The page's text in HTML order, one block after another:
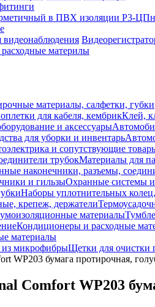
в ПВХ изоляции Р3-
материлы
материалы, салфетки, губки
для кабеля, кембрикКлей,
и аксессуары
для уборки и инвентарь
и сопутствующие
трубокМатериалы для
наконечники, разъемы,
и гильзыОхранные системы и
Наборы уплотнительных
крепеж, держатели
материалы
Кондиционеры и расходные
материалы
из микрофибрыЩетки для очистки
WP203 бумага протирочная,
Comfort WP203